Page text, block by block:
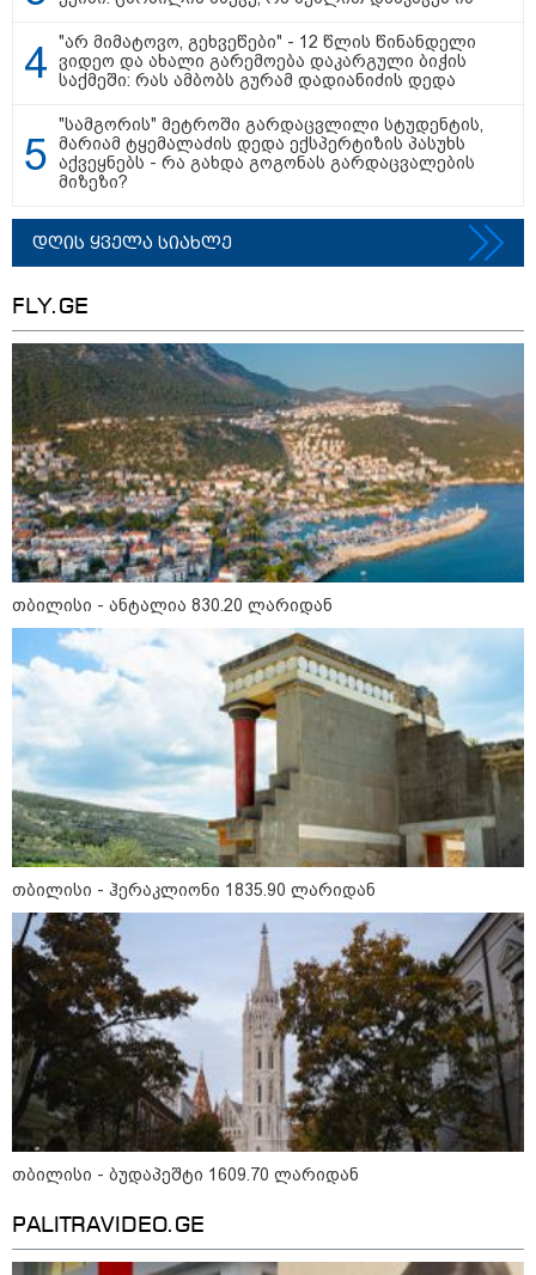
"საიდან იცის, მან სინამდვილეში რა
ხდებოდა... აფხაზეთის ომში თუ არ
ვცდები სამჯერ არის ნამყოფი, არც
ერთხელ 10 დღეს არ ცდებოდა" - გია
ყარყარაშვილი გიორგი ბარამიძის
განცხადებაზე
"დადგება დრო და თქვენი
შეცდომა არის დანაშაულის
ტოლფასი" - ეკა კუპატაძე ნანუკა
ჟორჟოლიანს
09:33 / 05-08-2026
"მამის მიერ ცოტნესთვის
დატოვებულ სახლში
თვითნებურად ცხოვრობს
ადამიანი, რომელიც ზვიადის
ანდერძში ერთი სიტყვითაც კი
არ არის მოხსენიებული" - ანა
ჯაბაური
09:32 / 05-08-2026
"4 დღე უწყლოდ და უპუროდ
გაატარეს, მათ სიცოცხლე
დავუბრუნეთ" - ქართველი
მეზღვაური წერს, რომ 36
მიგრანტი, მათ შორის, ორსული
გოგონა გადაარჩინა
12:20 / 04-08-2026
"როცა კანონიკიდან
გამომდინარე, მართებულად
მიგვაჩნია, რომ ადამიანის
გასვენება ტაძრიდან არ მოხდეს,
ეს მგლოვიარეს ისეთი
სიყვარულითა უნდა ავუხსნათ,
რომ შფოთვა არ დაიბადოს" -
დედა სიდონია
კატეგორიის ყველა სიახლე
მკითხველის რჩევით
"არ მიმატოვო, გეხვეწები" - 12 წლის წინანდელი
ვიდეო და ახალი გარემოება დაკარგული ბიჭის
საქმეში: რას ამბობს გურამ დადიანიძის დედა
"სამგორის" მეტროში გარდაცვლილი სტუდენტის,
მარიამ ტყემალაძის დედა ექსპერტიზის პასუხს
აქვეყნებს - რა გახდა გოგონას გარდაცვალების
მიზეზი?
დღის ყველა სიახლე
FLY.GE
თბილისი - ანტალია 830.20 ლარიდან
თბილისი - ჰერაკლიონი 1835.90 ლარიდან
თბილისი - ბუდაპეშტი 1609.70 ლარიდან
PALITRAVIDEO.GE